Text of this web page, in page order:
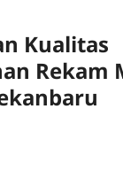
Kualitas
Rekam